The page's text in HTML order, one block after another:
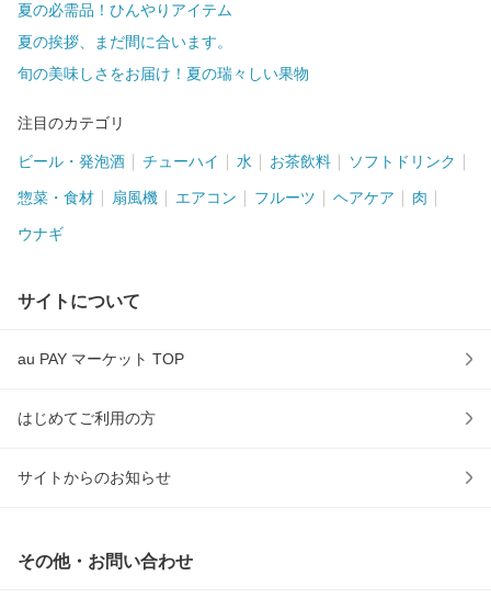
夏の必需品！ひんやりアイテム
夏の挨拶、まだ間に合います。
旬の美味しさをお届け！夏の瑞々しい果物
注目のカテゴリ
ビール・発泡酒 チューハイ 水 お茶飲料 ソフトドリンク
惣菜・食材 扇風機 エアコン フルーツ ヘアケア 肉
ウナギ
サイトについて
au PAY マーケット TOP
はじめてご利用の方
サイトからのお知らせ
その他・お問い合わせ